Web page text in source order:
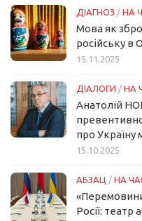
ДІАГНОЗ / НА
Мова як
російську в
15.11.2025
ДІАЛОГИ / НА
Анатолій
про Україну
15.10.2025
АБЗАЦ / НА
Росії: театр